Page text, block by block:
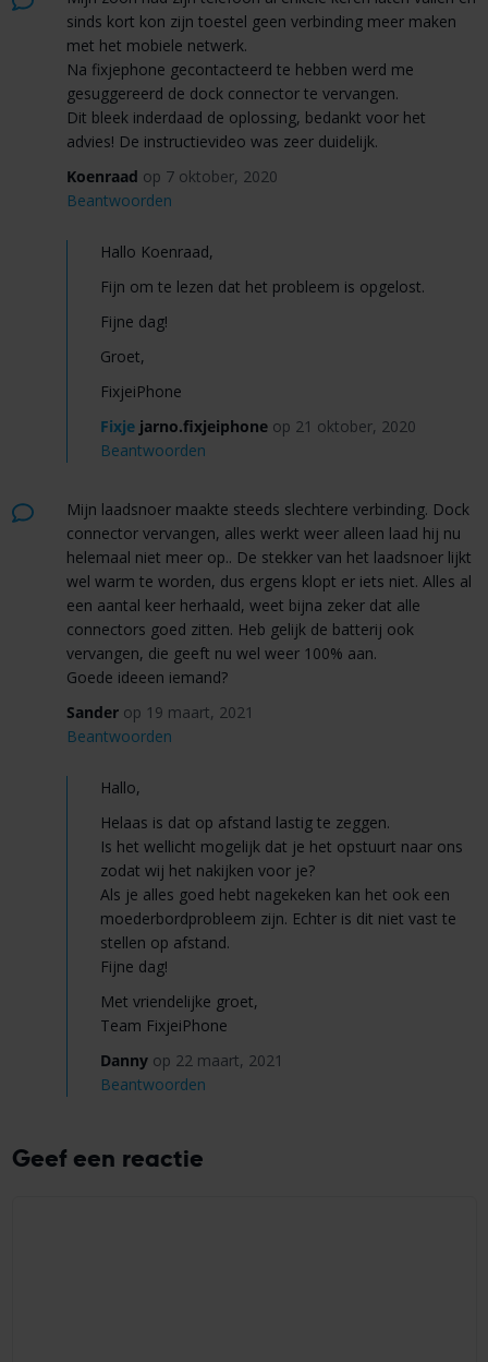
sinds kort kon zijn toestel geen verbinding meer maken
met het mobiele netwerk.
Na fixjephone gecontacteerd te hebben werd me
gesuggereerd de dock connector te vervangen.
Dit bleek inderdaad de oplossing, bedankt voor het
advies! De instructievideo was zeer duidelijk.
Koenraad op 7 oktober, 2020
Beantwoorden
Hallo Koenraad,
Fijn om te lezen dat het probleem is opgelost.
Fijne dag!
Groet,
FixjeiPhone
Fixjejarno.fixjeiphone op 21 oktober, 2020
Beantwoorden
Mijn laadsnoer maakte steeds slechtere verbinding. Dock
connector vervangen, alles werkt weer alleen laad hij nu
helemaal niet meer op.. De stekker van het laadsnoer lijkt
wel warm te worden, dus ergens klopt er iets niet. Alles al
een aantal keer herhaald, weet bijna zeker dat alle
connectors goed zitten. Heb gelijk de batterij ook
vervangen, die geeft nu wel weer 100% aan.
Goede ideeen iemand?
Sander op 19 maart, 2021
Beantwoorden
Hallo,
Helaas is dat op afstand lastig te zeggen.
Is het wellicht mogelijk dat je het opstuurt naar ons
zodat wij het nakijken voor je?
Als je alles goed hebt nagekeken kan het ook een
moederbordprobleem zijn. Echter is dit niet vast te
stellen op afstand.
Fijne dag!
Met vriendelijke groet,
Team FixjeiPhone
Danny op 22 maart, 2021
Beantwoorden
Geef een reactie